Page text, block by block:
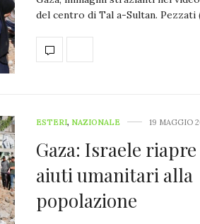
del centro di Tal a-Sultan. Pezzati
ESTERI, NAZIONALE 19 MAGGIO
Gaza: Israele
aiuti umanitari alla
popolazione